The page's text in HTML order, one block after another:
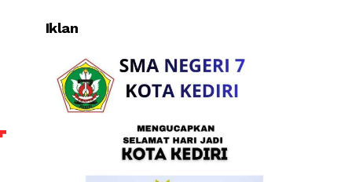
Iklan